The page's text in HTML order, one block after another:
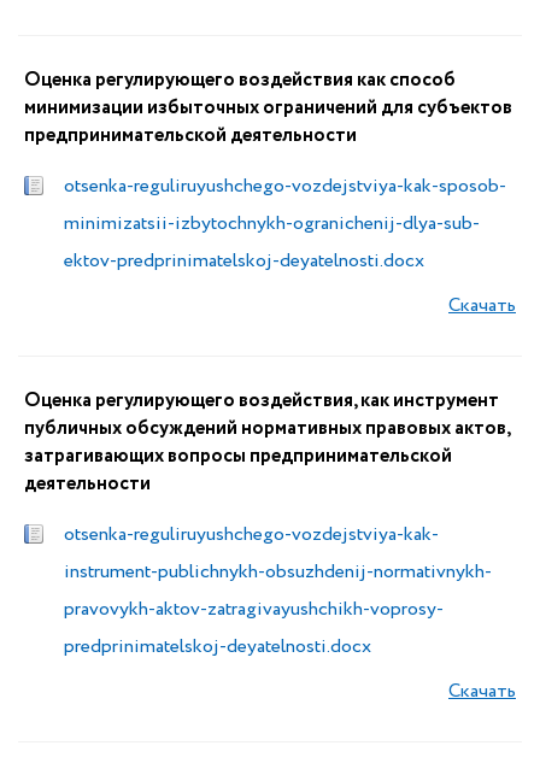
Оценка регулирующего воздействия как способ
минимизации избыточных ограничений для субъектов
предпринимательской деятельности
otsenka-reguliruyushchego-vozdejstviya-kak-sposob-
minimizatsii-izbytochnykh-ogranichenij-dlya-sub-
ektov-predprinimatelskoj-deyatelnosti.docx
Скачать
Оценка регулирующего воздействия, как инструмент
публичных обсуждений нормативных правовых актов,
затрагивающих вопросы предпринимательской
деятельности
otsenka-reguliruyushchego-vozdejstviya-kak-
instrument-publichnykh-obsuzhdenij-normativnykh-
pravovykh-aktov-zatragivayushchikh-voprosy-
predprinimatelskoj-deyatelnosti.docx
Скачать